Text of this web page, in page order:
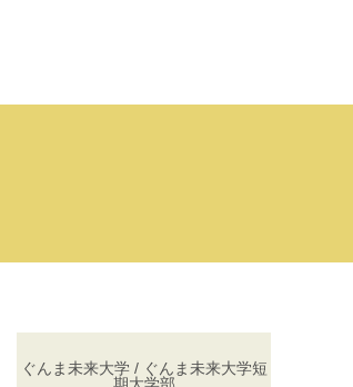
ぐんま未来大学 / ぐんま未来大学短